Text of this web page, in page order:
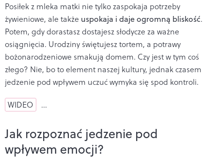
Posiłek z mleka matki nie tylko zaspokaja potrzeby
żywieniowe, ale także uspokaja i daje ogromną bliskość.
Potem, gdy dorastasz dostajesz słodycze za ważne
osiągnięcia. Urodziny świętujesz tortem, a potrawy
bożonarodzeniowe smakują domem. Czy jest w tym coś
złego? Nie, bo to element naszej kultury, jednak czasem
jedzenie pod wpływem uczuć wymyka się spod kontroli.
WIDEO …
Jak rozpoznać jedzenie pod
wpływem emocji?